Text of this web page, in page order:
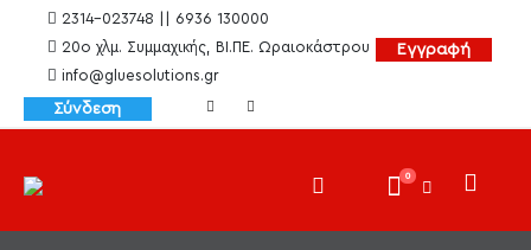
2314-023748 || 6936 130000
20ο χλμ. Συμμαχικής, ΒΙ.ΠΕ. Ωραιοκάστρου
info@gluesolutions.gr
Εγγραφή
Σύνδεση
0